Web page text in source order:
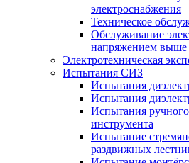
электроснабжения
Техническое
Обслуживание
напряжением выше
Электротехническая
Испытания СИЗ
Испытания
Испытания
Испытания
инструмента
Испытание
раздвижных